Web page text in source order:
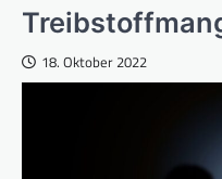
18. Oktober 2022